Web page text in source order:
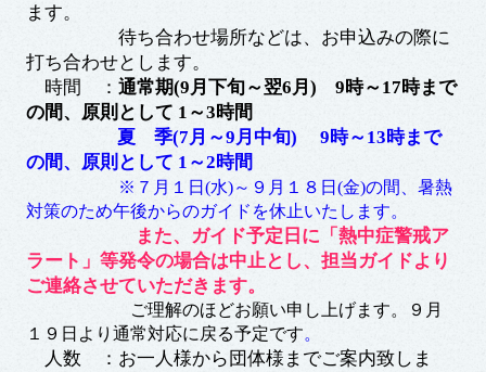
ます。
待ち合わせ場所などは、お申込みの際に
打ち合わせとします。
時間 ：通常期(9月下旬～翌6月)9時～17時まで
の間、原則として 1～3時間
夏 季(7月～9月中旬)9時～13時まで
の間、原則として 1～2時間
※７月１日(水)～９月１８日(金)の間、暑熱
対策のため午後からのガイドを休止いたします。
また、ガイド予定日に「熱中症警戒ア
ラート」等発令の場合は中止とし、担当ガイドより
ご連絡させていただきます。
ご理解のほどお願い申し上げます。９月
１９日より通常対応に戻る予定です。
人数 ：お一人様から団体様までご案内致しま